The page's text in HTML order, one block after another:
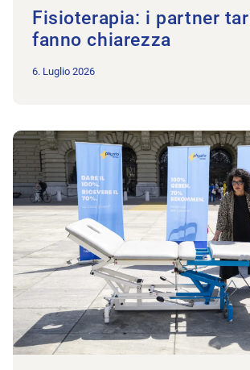
Fisioterapia: i partner
fanno chiarezza
6. Luglio 2026
All’articolo Physioswiss lancia una